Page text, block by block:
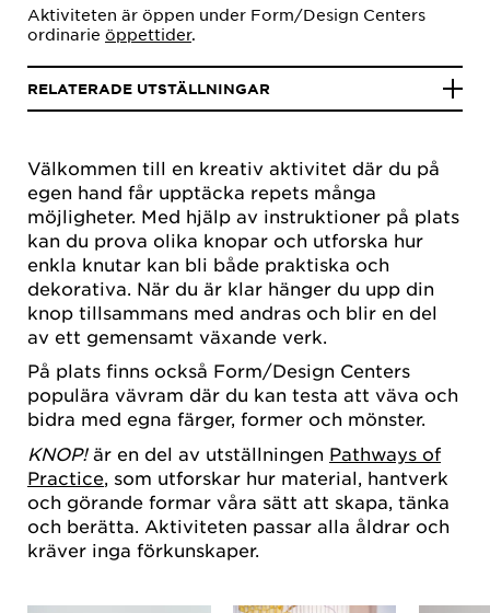
Välkommen till en kreativ aktivitet där du på
egen hand får upptäcka repets många
möjligheter. Med hjälp av instruktioner på plats
kan du prova olika knopar och utforska hur
enkla knutar kan bli både praktiska och
dekorativa. När du är klar hänger du upp din
knop tillsammans med andras och blir en del
av ett gemensamt växande verk.
På plats finns också Form/Design Centers
populära vävram där du kan testa att väva och
bidra med egna färger, former och mönster.
KNOP!är en del av utställningen Pathways of
Practice , som utforskar hur material, hantverk
och görande formar våra sätt att skapa, tänka
och berätta. Aktiviteten passar alla åldrar och
kräver inga förkunskaper.
Aktiviteten är öppen under Form/Design Centers
ordinarie öppettider.
RELATERADE UTSTÄLLNINGAR